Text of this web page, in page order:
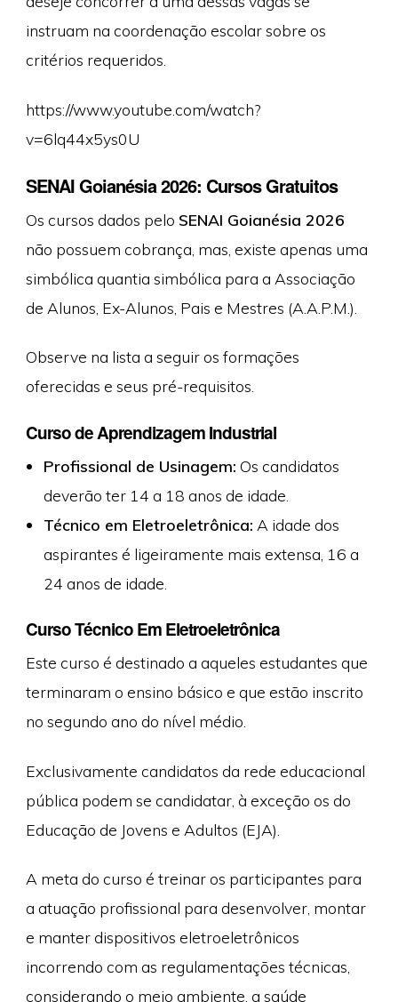
instruam na coordenação escolar sobre os
critérios requeridos.
https://www.youtube.com/watch?
v=6lq44x5ys0U
SENAI Goianésia 2026: Cursos Gratuitos
Os cursos dados pelo SENAI Goianésia 2026
não possuem cobrança, mas, existe apenas uma
simbólica quantia simbólica para a Associação
de Alunos, Ex-Alunos, Pais e Mestres (A.A.P.M.).
Observe na lista a seguir os formações
oferecidas e seus pré-requisitos.
Curso de Aprendizagem Industrial
Profissional de Usinagem: Os candidatos
deverão ter 14 a 18 anos de idade.
Técnico em Eletroeletrônica: A idade dos
aspirantes é ligeiramente mais extensa, 16 a
24 anos de idade.
Curso Técnico Em Eletroeletrônica
Este curso é destinado a aqueles estudantes que
terminaram o ensino básico e que estão inscrito
no segundo ano do nível médio.
Exclusivamente candidatos da rede educacional
pública podem se candidatar, à exceção os do
Educação de Jovens e Adultos (EJA).
A meta do curso é treinar os participantes para
a atuação profissional para desenvolver, montar
e manter dispositivos eletroeletrônicos
incorrendo com as regulamentações técnicas,
considerando o meio ambiente, a saúde